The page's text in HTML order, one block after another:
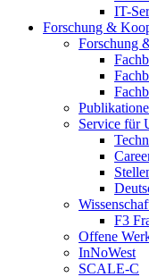
IT-
Forschung &
Forschung
Service für
F3
Offene
InNoWest
SCALE-C